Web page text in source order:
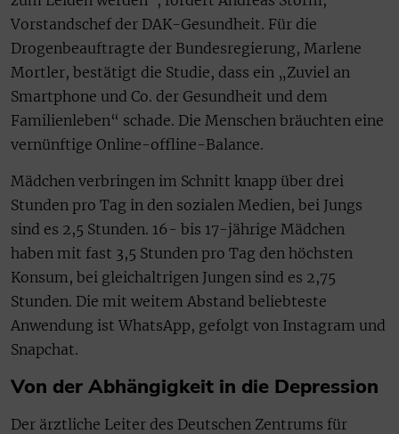
Vorstandschef der DAK-Gesundheit. Für die
Drogenbeauftragte der Bundesregierung, Marlene
Mortler, bestätigt die Studie, dass ein „Zuviel an
Smartphone und Co. der Gesundheit und dem
Familienleben“ schade. Die Menschen bräuchten eine
vernünftige Online-offline-Balance.
Mädchen verbringen im Schnitt knapp über drei
Stunden pro Tag in den sozialen Medien, bei Jungs
sind es 2,5 Stunden. 16- bis 17-jährige Mädchen
haben mit fast 3,5 Stunden pro Tag den höchsten
Konsum, bei gleichaltrigen Jungen sind es 2,75
Stunden. Die mit weitem Abstand beliebteste
Anwendung ist WhatsApp, gefolgt von Instagram und
Snapchat.
Von der Abhängigkeit in die Depression
Der ärztliche Leiter des Deutschen Zentrums für